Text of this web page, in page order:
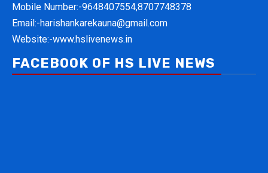
Mobile Number:-9648407554,8707748378
Email:-harishankarekauna@gmail.com
Website:-www.hslivenews.in
FACEBOOK OF HS LIVE NEWS